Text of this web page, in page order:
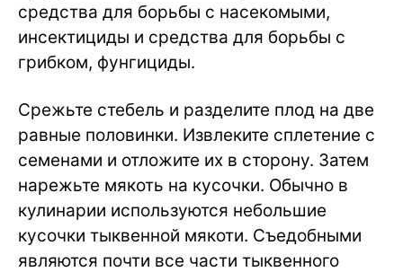
средства для борьбы с насекомыми,
инсектициды и средства для борьбы с
грибком, фунгициды.
Срежьте стебель и разделите плод на две
равные половинки. Извлеките сплетение с
семенами и отложите их в сторону. Затем
нарежьте мякоть на кусочки. Обычно в
кулинарии используются небольшие
кусочки тыквенной мякоти. Съедобными
являются почти все части тыквенного